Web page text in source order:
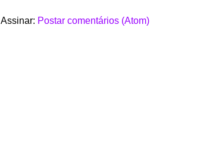
Assinar: Postar comentários (Atom)